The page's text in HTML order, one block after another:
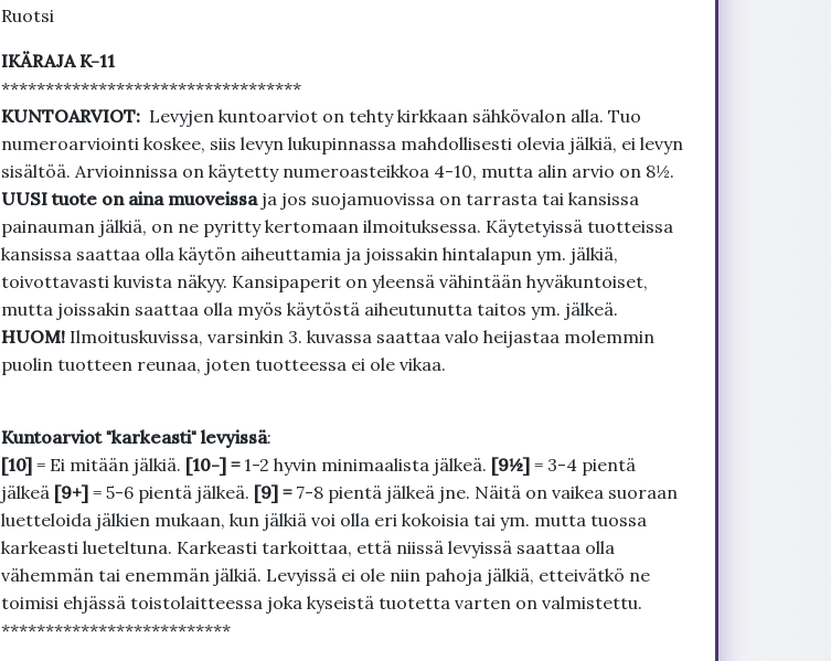
Ruotsi
IKÄRAJA K-11
**********************************
KUNTOARVIOT: Levyjen kuntoarviot on tehty kirkkaan sähkövalon alla. Tuo
numeroarviointi koskee, siis levyn lukupinnassa mahdollisesti olevia jälkiä, ei levyn
sisältöä. Arvioinnissa on käytetty numeroasteikkoa 4-10, mutta alin arvio on 8½.
UUSI tuote on aina muoveissa ja jos suojamuovissa on tarrasta tai kansissa
painauman jälkiä, on ne pyritty kertomaan ilmoituksessa. Käytetyissä tuotteissa
kansissa saattaa olla käytön aiheuttamia ja joissakin hintalapun ym. jälkiä,
toivottavasti kuvista näkyy. Kansipaperit on yleensä vähintään hyväkuntoiset,
mutta joissakin saattaa olla myös käytöstä aiheutunutta taitos ym. jälkeä.
HUOM!Ilmoituskuvissa, varsinkin 3. kuvassa saattaa valo heijastaa molemmin
puolin tuotteen reunaa, joten tuotteessa ei ole vikaa.
Kuntoarviot "karkeasti" levyissä:
[10]= Ei mitään jälkiä. [10-] = 1-2 hyvin minimaalista jälkeä. [9½]= 3-4 pientä
jälkeä [9+]= 5-6 pientä jälkeä. [9] = 7-8 pientä jälkeä jne. Näitä on vaikea suoraan
luetteloida jälkien mukaan, kun jälkiä voi olla eri kokoisia tai ym. mutta tuossa
karkeasti lueteltuna. Karkeasti tarkoittaa, että niissä levyissä saattaa olla
vähemmän tai enemmän jälkiä. Levyissä ei ole niin pahoja jälkiä, etteivätkö ne
toimisi ehjässä toistolaitteessa joka kyseistä tuotetta varten on valmistettu.
**************************